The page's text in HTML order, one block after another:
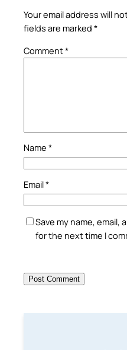
Your email address will
fields are marked *
Comment*
Name *
Email*
Save my name, email,
for the next time I